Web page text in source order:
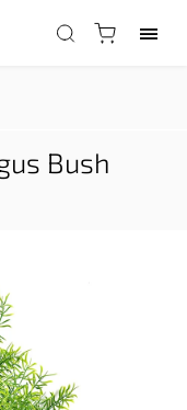
Bush